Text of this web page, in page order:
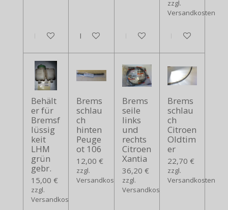
In den WarenkorbIn den WarenkorbIn den Warenkorb
zzgl.
Versandkosten
In den
Behält
er für
Bremsf
lüssig
keit
LHM
grün
gebr.
15,00 €
zzgl.
Versandkosten
Brems
schlau
ch
hinten
Peuge
ot 106
12,00 €
zzgl.
Versandkosten
Brems
seile
links
und
rechts
Citroen
Xantia
36,20 €
zzgl.
Versandkosten
Brems
schlau
ch
Citroen
Oldtim
er
22,70 €
zzgl.
Versandkosten